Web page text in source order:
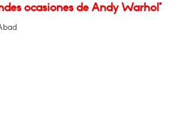
ocasiones de Andy Warhol"